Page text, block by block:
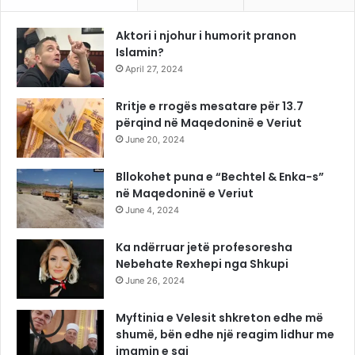
Aktori i njohur i humorit pranon
Islamin?
April 27, 2024
Rritje e rrogës mesatare për 13.7
përqind në Maqedoninë e Veriut
June 20, 2024
Bllokohet puna e “Bechtel & Enka-s”
në Maqedoninë e Veriut
June 4, 2024
Ka ndërruar jetë profesoresha
Nebehate Rexhepi nga Shkupi
June 26, 2024
Myftinia e Velesit shkreton edhe më
shumë, bën edhe një reagim lidhur me
imamin e saj